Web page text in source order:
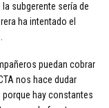
subgerente sería de
ha intentado el
puedan cobrar
nos hace dudar
hay constantes